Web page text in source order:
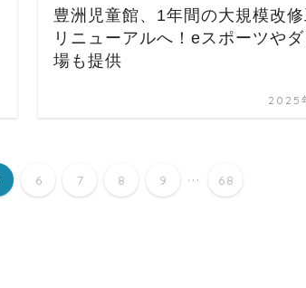
豊洲児童館、1年間の大規模改
リニューアルへ！eスポーツや
場も提供
2025
6 7 8 9 ... 68